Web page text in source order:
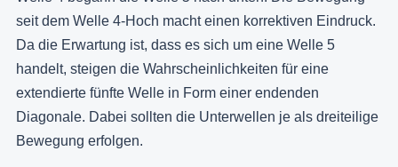
seit dem Welle 4-Hoch macht einen korrektiven Eindruck.
Da die Erwartung ist, dass es sich um eine Welle 5
handelt, steigen die Wahrscheinlichkeiten für eine
extendierte fünfte Welle in Form einer endenden
Diagonale. Dabei sollten die Unterwellen je als dreiteilige
Bewegung erfolgen.